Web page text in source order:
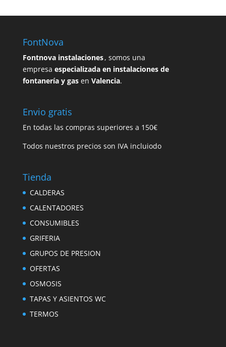
FontNova
Fontnova instalaciones, somos una
empresa especializada en instalaciones de
fontanería y gasen Valencia.
Envio gratis
En todas las compras superiores a 150€
Todos nuestros precios son IVA incluiodo
Tienda
CALDERAS
CALENTADORES
CONSUMIBLES
GRIFERIA
GRUPOS DE PRESION
OFERTAS
OSMOSIS
TAPAS Y ASIENTOS WC
TERMOS